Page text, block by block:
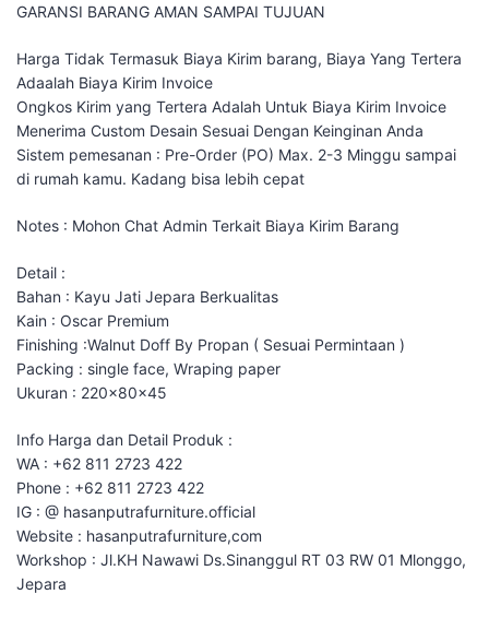
GARANSI BARANG AMAN SAMPAI TUJUAN
Harga Tidak Termasuk Biaya Kirim barang, Biaya Yang Tertera
Adaalah Biaya Kirim Invoice
Ongkos Kirim yang Tertera Adalah Untuk Biaya Kirim Invoice
Menerima Custom Desain Sesuai Dengan Keinginan Anda
Sistem pemesanan : Pre-Order (PO) Max. 2-3 Minggu sampai
di rumah kamu. Kadang bisa lebih cepat
Notes : Mohon Chat Admin Terkait Biaya Kirim Barang
Detail :
Bahan : Kayu Jati Jepara Berkualitas
Kain : Oscar Premium
Finishing :Walnut Doff By Propan ( Sesuai Permintaan )
Packing : single face, Wraping paper
Ukuran : 220x80x45
Info Harga dan Detail Produk :
WA : +62 811 2723 422
Phone : +62 811 2723 422
IG : @ hasanputrafurniture.official
Website : hasanputrafurniture,com
Workshop : Jl.KH Nawawi Ds.Sinanggul RT 03 RW 01 Mlonggo,
Jepara